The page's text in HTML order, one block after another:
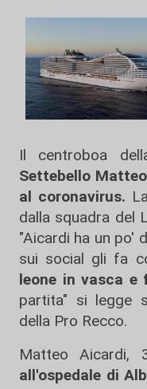
Il centroboa
Settebello
al coronavirus.
dalla squadra del
"Aicardi ha un po'
sui social gli fa
leone in vasca e
partita" si legge
della Pro Recco.
Matteo Aicardi,
all'ospedale di